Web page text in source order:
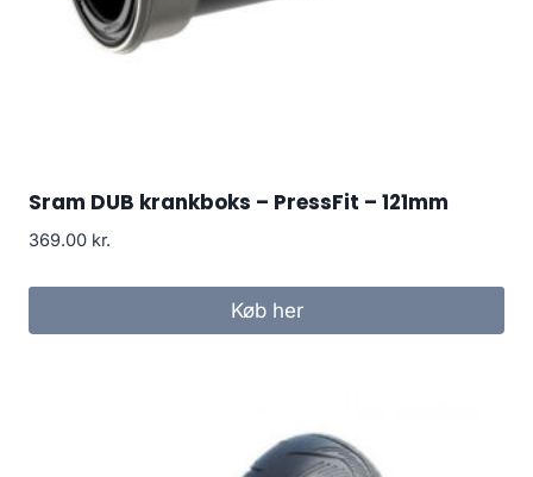
Sram DUB krankboks – PressFit – 121mm
369.00 kr.
Køb her